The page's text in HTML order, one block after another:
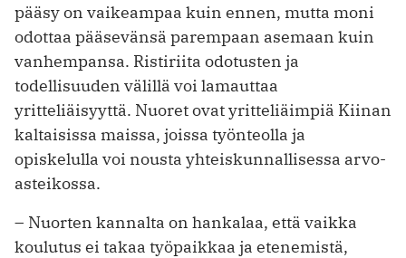
pääsy on vaikeampaa kuin ennen, mutta moni
odottaa pääsevänsä parempaan asemaan kuin
vanhempansa. Ristiriita ­odotusten ja
todellisuuden välillä voi ­lamauttaa
yritteliäisyyttä. Nuoret ovat yritteliäimpiä Kiinan
kaltaisissa maissa, joissa työnteolla ja
opiskelulla voi nousta yhteiskunnallisessa arvo­
asteikossa.
– Nuorten kannalta on hankalaa, että vaikka
koulutus ei takaa työpaikkaa ja etenemistä,